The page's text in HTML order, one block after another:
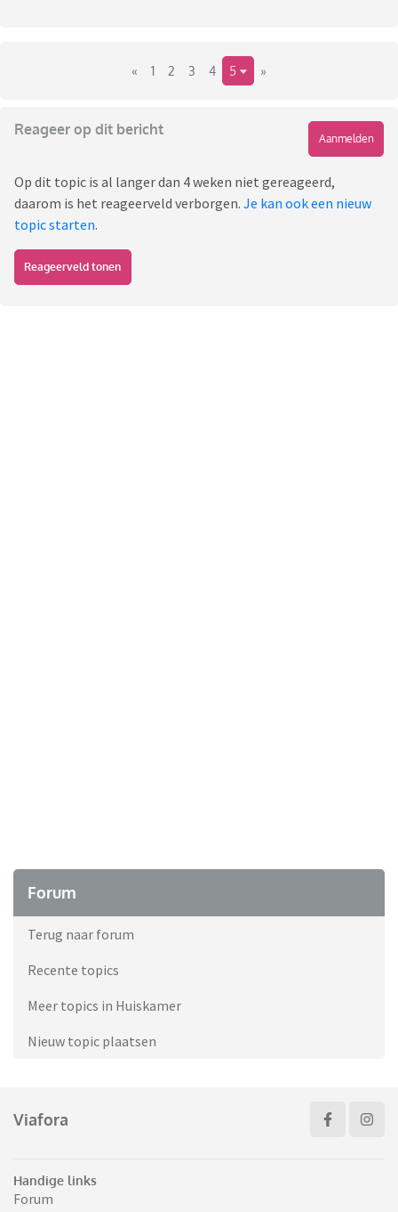
« 1 2 3 4 5 »
Reageer op dit bericht
Aanmelden
Op dit topic is al langer dan 4 weken niet gereageerd,
daarom is het reageerveld verborgen. Je kan ook een nieuw
topic starten.
Reageerveld tonen
Forum
Terug naar forum
Recente topics
Meer topics in Huiskamer
Nieuw topic plaatsen
Viafora
Handige links
Forum